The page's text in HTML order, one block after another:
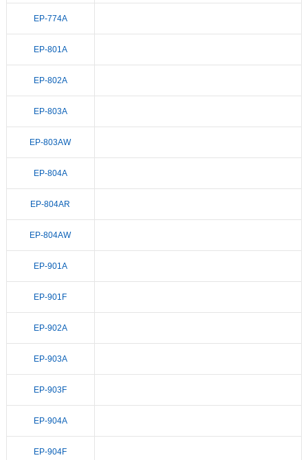
EP-774A
EP-801A
EP-802A
EP-803A
EP-803AW
EP-804A
EP-804AR
EP-804AW
EP-901A
EP-901F
EP-902A
EP-903A
EP-903F
EP-904A
EP-904F